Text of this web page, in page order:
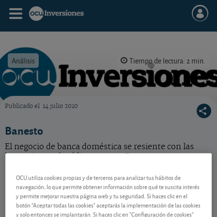
Análisis Tiempo de lectura: 2 min.
Publicado el 14 julio 2010
Banesto
El negocio de banca doméstica se resiente con las
limitaciones al crédito, aunque Banesto presenta una
españoles. Mantenga.
Contenido reservado a SOCIOS
OCU utiliza cookies propias y de terceros para analizar tus hábitos de
navegación, lo que permite obtener información sobre qué te suscita interés
y permite mejorar nuestra página web y tu seguridad. Si haces clic en el
botón "Aceptar todas las cookies" aceptarás la implementación de las cookies
y solo entonces se implantarán. Si haces clic en "Configuración de cookies"